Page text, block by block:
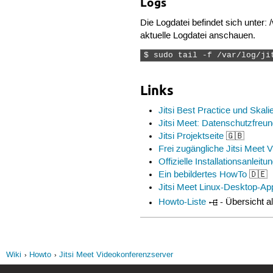
	location = /http-bind {
		proxy_pass      http://localhost:5280/http-bind;
		proxy_set_header Host $http_host;
	location ~ ^/([^/?&:'"]+)$ {
	}
	location @root_path {
		rewrite ^/(.*)$ / break;
	}
	# xmpp websockets
	location = /xmpp-websocket {
		proxy_pass http://127.0.0.1:5280/xmpp-websocket?prefix=$prefix&$args;
		proxy_http_version 1.1;
		proxy_set_header Connection "upgrade";
	}
Die Logdatei befindet sich unter:
aktuelle Logdatei anschauen.
$ sudo tail -f /var/log/
Links
Jitsi Best Practice und
Jitsi Meet:
Jitsi Projektseite🇬🇧
Frei zugängliche Jitsi Meet
Offizielle
Ein bebildertes HowTo🇩🇪
Jitsi Meet Linux-Desktop-
Howto-Liste
- Übersicht
Wiki
Howto Jitsi Meet Videokonferenzserver